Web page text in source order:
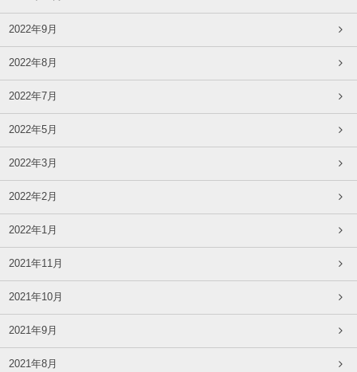
2022年9月
2022年8月
2022年7月
2022年5月
2022年3月
2022年2月
2022年1月
2021年11月
2021年10月
2021年9月
2021年8月